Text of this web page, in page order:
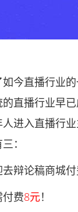
直播行业的
直播行业早
进入直播行
：
论稿商城付
费8元！